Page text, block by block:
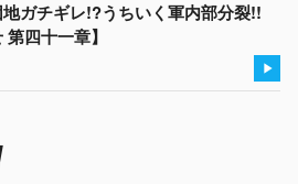
ガチギレ!?うちいく軍内部分裂!!
四十一章】